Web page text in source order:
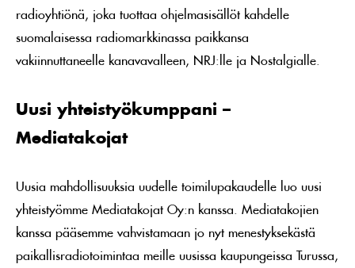
radioyhtiönä, joka tuottaa ohjelmasisällöt kahdelle
suomalaisessa radiomarkkinassa paikkansa
vakiinnuttaneelle kanavavalleen, NRJ:lle ja Nostalgialle.
Uusi yhteistyökumppani –
Mediatakojat
Uusia mahdollisuuksia uudelle toimilupakaudelle luo uusi
yhteistyömme Mediatakojat Oy:n kanssa. Mediatakojien
kanssa pääsemme vahvistamaan jo nyt menestyksekästä
paikallisradiotoimintaa meille uusissa kaupungeissa Turussa,